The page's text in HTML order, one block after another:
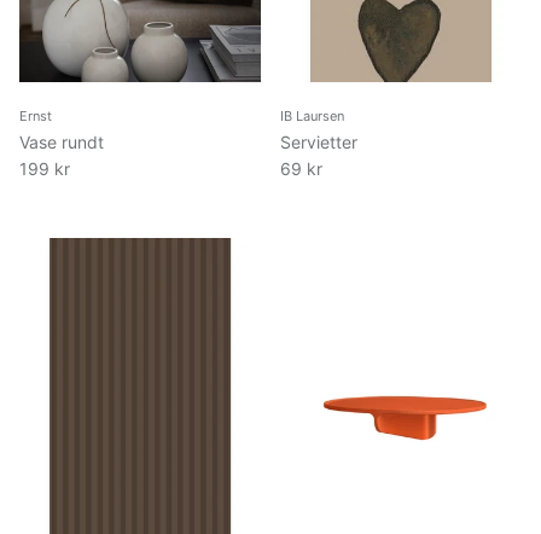
Ernst
Vase rundt
199 kr
IB Laursen
Servietter
69 kr